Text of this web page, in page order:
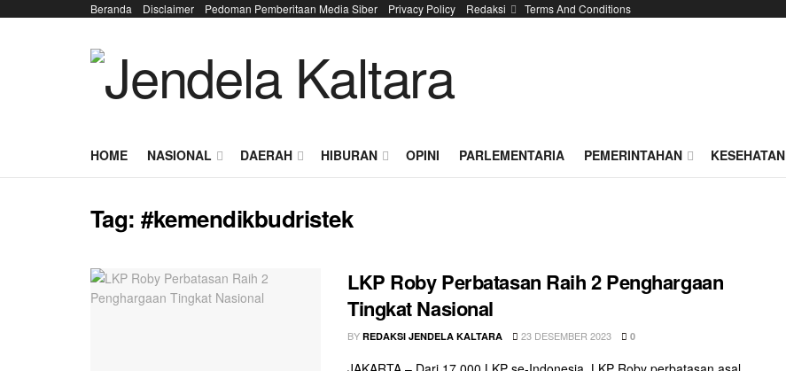
Beranda Disclaimer Pedoman Pemberitaan Media Siber Privacy Policy Redaksi Terms And Conditions
HOME NASIONAL DAERAH HIBURAN OPINI PARLEMENTARIA PEMERINTAHAN KESEHATAN
Tag:#kemendikbudristek
LKP Roby Perbatasan Raih 2 Penghargaan
Tingkat Nasional
BY REDAKSI JENDELA KALTARA 23 DESEMBER 2023 0